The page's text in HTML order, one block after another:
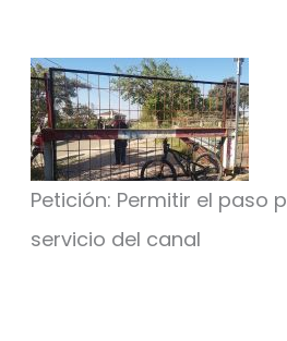
Petición: Permitir el paso
servicio del canal